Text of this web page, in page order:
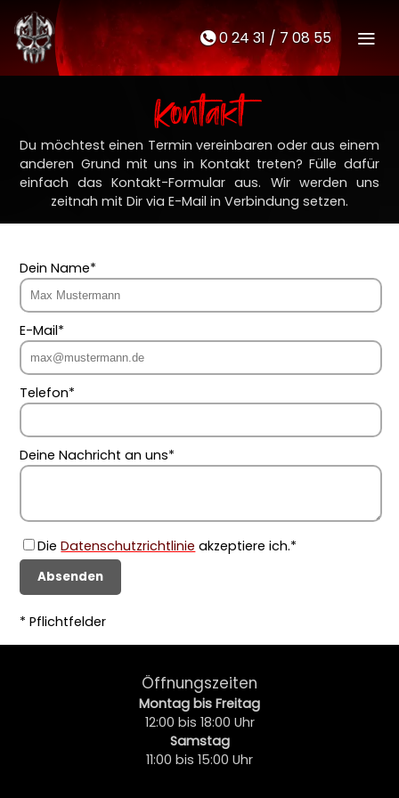
t0 24 31 / 7 08 55 M
Kontakt
Du möchtest einen Termin vereinbaren oder aus einem
anderen Grund mit uns in Kontakt treten? Fülle dafür
einfach das Kontakt-Formular aus. Wir werden uns
zeitnah mit Dir via E-Mail in Verbindung setzen.
Dein Name*
E-Mail*
Telefon*
Deine Nachricht an uns*
DieDatenschutzrichtlinie akzeptiere ich.*
Absenden
* Pflichtfelder
Öffnungszeiten
Montag bis Freitag
12:00 bis 18:00 Uhr
Samstag
11:00 bis 15:00 Uhr